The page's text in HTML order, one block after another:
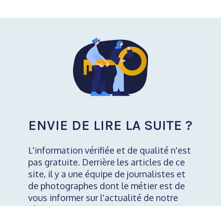
ENVIE DE LIRE LA SUITE ?
L'information vérifiée et de qualité n'est
pas gratuite. Derrière les articles de ce
site, il y a une équipe de journalistes et
de photographes dont le métier est de
vous informer sur l'actualité de notre